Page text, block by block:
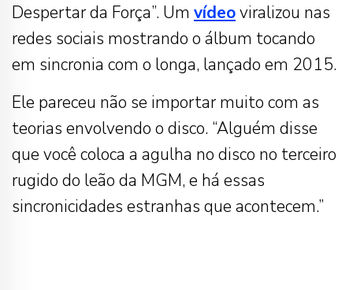
Despertar da Força”. Um vídeoviralizou nas
redes sociais mostrando o álbum tocando
em sincronia com o longa, lançado em 2015.
Ele pareceu não se importar muito com as
teorias envolvendo o disco. “Alguém disse
que você coloca a agulha no disco no terceiro
rugido do leão da MGM, e há essas
sincronicidades estranhas que acontecem.”